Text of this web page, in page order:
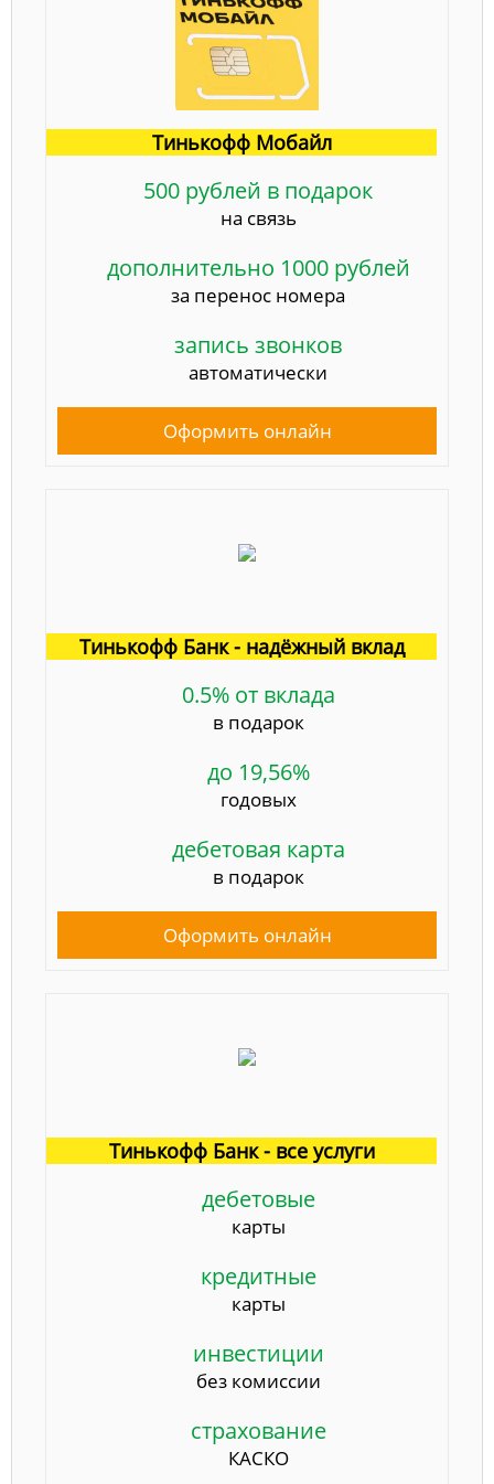
Тинькофф Мобайл
500 рублей в подарок
на связь
дополнительно 1000 рублей
за перенос номера
запись звонков
автоматически
Оформить онлайн
Тинькофф Банк - надёжный вклад
0.5% от вклада
в подарок
до 19,56%
годовых
дебетовая карта
в подарок
Оформить онлайн
Тинькофф Банк - все услуги
дебетовые
карты
кредитные
карты
инвестиции
без комиссии
страхование
КАСКО